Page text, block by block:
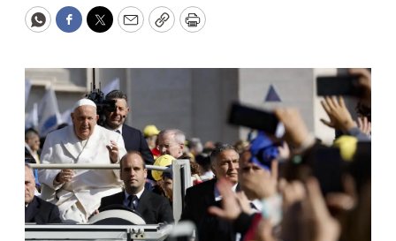
WhatsApp
Facebook
Twitter
EmailCopyPrint